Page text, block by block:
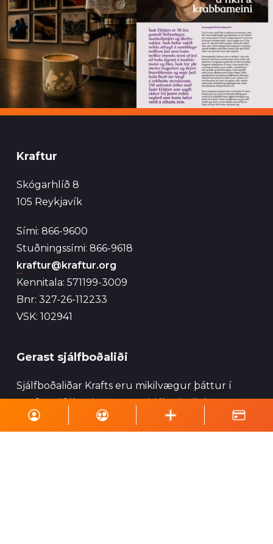
Kraftur
Skógarhlíð 8
105 Reykjavík
Sími: 866-9600
Stuðningssími: 866-9618
kraftur@kraftur.org
Kennitala: 571199-3009
Bnr: 327-26-112233
VSK: 102941
Gerast sjálfboðaliði
Sjálfboðaliðar Krafts eru mikilvægur þáttur í
starfsemi félagsins og geta hjálpað við ýmsa
viðburði, perlun og annað eins.